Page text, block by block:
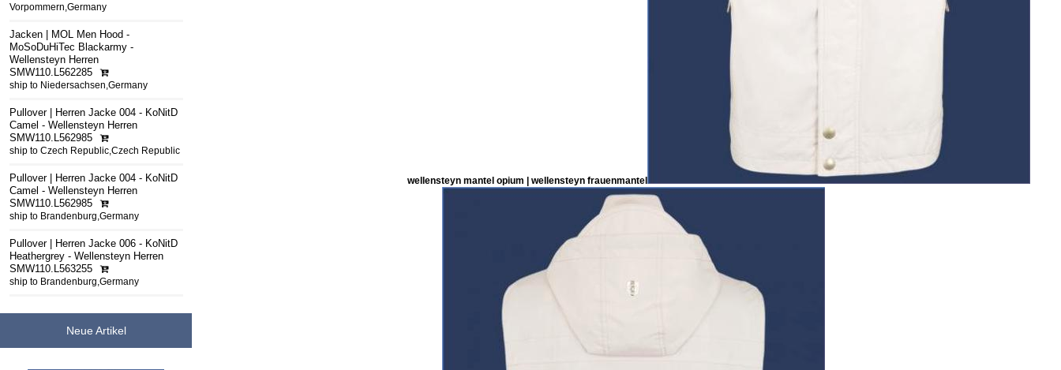
Vorpommern,Germany
Jacken | MOL Men Hood -
MoSoDuHiTec Blackarmy -
Wellensteyn Herren
SMW110.L562285
ship to Niedersachsen,Germany
Pullover | Herren Jacke 004 - KoNitD
Camel - Wellensteyn Herren
SMW110.L562985
ship to Czech Republic,Czech Republic
Pullover | Herren Jacke 004 - KoNitD
Camel - Wellensteyn Herren
SMW110.L562985
ship to Brandenburg,Germany
Pullover | Herren Jacke 006 - KoNitD
Heathergrey - Wellensteyn Herren
SMW110.L563255
ship to Brandenburg,Germany
Neue Artikel
wellensteyn mantel opium | wellensteyn frauenmantel